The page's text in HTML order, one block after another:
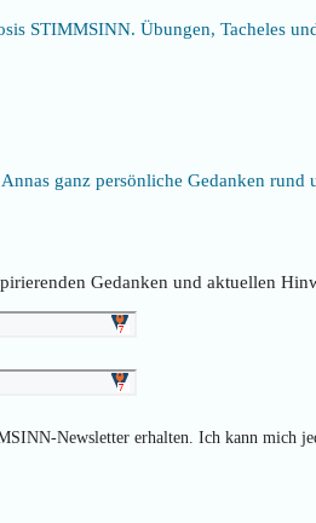
STIMMSINN. Übungen, Tacheles
ganz persönliche Gedanken
Gedanken und aktuellen
Newsletter erhalten. Ich kann mich